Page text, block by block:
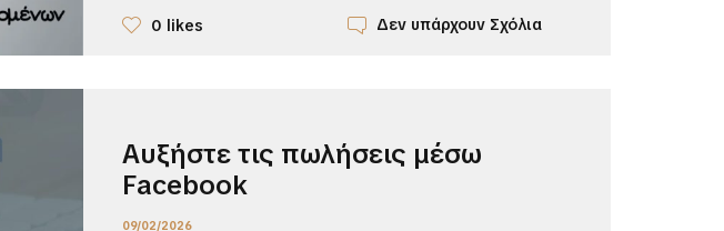
0 likes Δεν υπάρχουν Σχόλια
Αυξήστε τις πωλήσεις μέσω
Facebook
09/02/2026